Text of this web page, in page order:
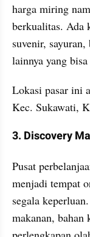
harga miring
berkualitas. Ada
suvenir, sayuran,
lainnya yang
Lokasi pasar ini
Kec. Sukawati,
3. Discovery
Pusat
menjadi tempat
segala
makanan, bahan